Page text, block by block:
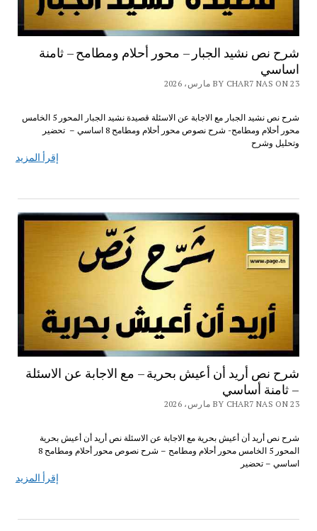
شرح نص نشيد الجبار – محور أحلام ومطامح – ثامنة
اساسي
BY CHAR7 NAS ON 23 مارس، 2026
شرح نص نشيد الجبار مع الاجابة عن الاسئلة قصيدة نشيد الجبار المحور 5 الخامس
محور أحلام ومطامح- شرح نصوص محور أحلام ومطامح 8 اساسي – تحضير
وتحليل وشرح
إقرأ المزيد
شرح نص أريد أن أعيش بحرية – مع الاجابة عن الاسئلة
– ثامنة أساسي
BY CHAR7 NAS ON 23 مارس، 2026
شرح نص أريد أن أعيش بحرية مع الاجابة عن الاسئلة نص أريد أن أعيش بحرية
المحور 5 الخامس محور أحلام ومطامح – شرح نصوص محور أحلام ومطامح 8
اساسي – تحضير
إقرأ المزيد